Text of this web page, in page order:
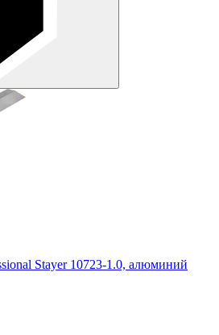
Stayer 10723-1.0, алюминий